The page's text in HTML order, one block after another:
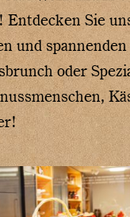
Entdecken Sie
und
oder